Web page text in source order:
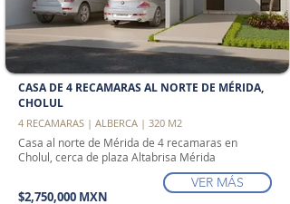
CASA DE 4 RECAMARAS AL NORTE DE MÉRIDA,
CHOLUL
4 RECAMARAS | ALBERCA | 320 M2
Casa al norte de Mérida de 4 recamaras en
Cholul, cerca de plaza Altabrisa Mérida
$2,750,000 MXN
VER MÁS